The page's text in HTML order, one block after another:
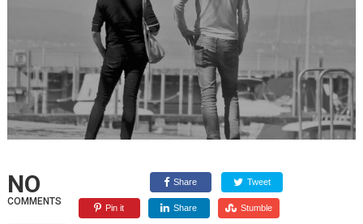
NO
COMMENTS
Share Tweet
Pin it Share Stumble